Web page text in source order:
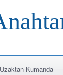
Uzaktan Kumanda